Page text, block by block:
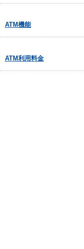
ATM機能
ATM利用料金